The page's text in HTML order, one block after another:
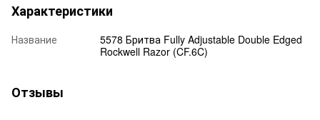
Характеристики
Название
5578 Бритва Fully Adjustable Double Edged
Rockwell Razor (CF.6C)
Отзывы